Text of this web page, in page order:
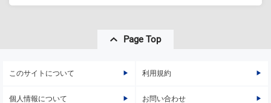
Page Top
このサイトについて 利用規約
個人情報について お問い合わせ